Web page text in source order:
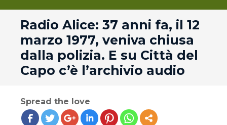
Radio Alice: 37 anni fa, il 12
marzo 1977, veniva chiusa
dalla polizia. E su Città del
Capo c’è l’archivio audio
Spread the love